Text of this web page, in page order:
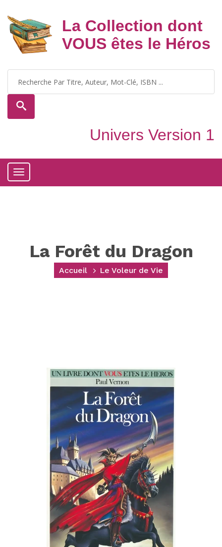
La Collection dont
VOUS êtes le Héros
Univers Version 1
Toggle
La Forêt du Dragon
Accueil Le Voleur de Vie